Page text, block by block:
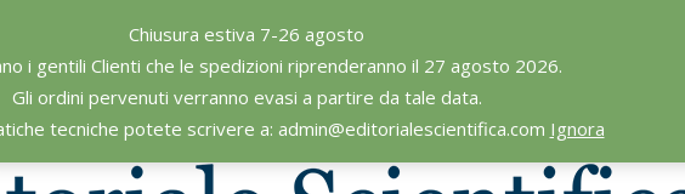
Chiusura estiva 7-26 agosto
i gentili Clienti che le spedizioni riprenderanno il 27 agosto 2026.
Gli ordini pervenuti verranno evasi a partire da tale data.
tecniche potete scrivere a: admin@editorialescientifica.com Ignora